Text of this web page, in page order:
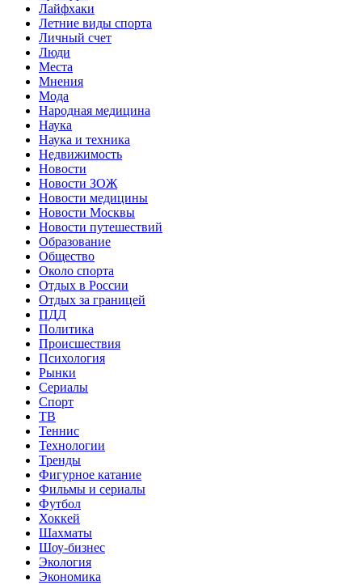
Лайфхаки
Летние виды спорта
Личный счет
Люди
Места
Мнения
Мода
Народная медицина
Наука
Наука и техника
Недвижимость
Новости
Новости ЗОЖ
Новости медицины
Новости Москвы
Новости путешествий
Образование
Общество
Около спорта
Отдых в России
Отдых за границей
ПДД
Политика
Происшествия
Психология
Рынки
Сериалы
Спорт
ТВ
Теннис
Технологии
Тренды
Фигурное катание
Фильмы и сериалы
Футбол
Хоккей
Шахматы
Шоу-бизнес
Экология
Экономика